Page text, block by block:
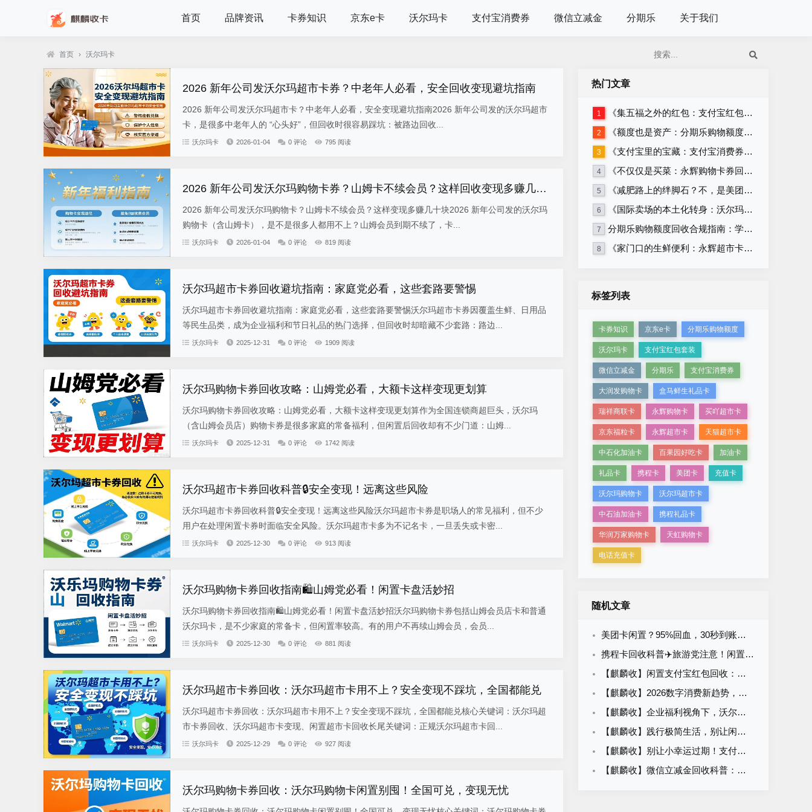
首页 品牌资讯 卡券知识 京东e卡 沃尔玛卡 支付宝消费券 微信立减金 分期乐 关于我们
首页 › 沃尔玛卡
2026 新年公司发沃尔玛超市卡券？中老年人必看，安全回收变现避坑指南
2026 新年公司发沃尔玛超市卡？中老年人必看，安全变现避坑指南2026 新年公司发的沃尔玛超市
卡，是很多中老年人的 “心头好”，但回收时很容易踩坑：被路边回收...
沃尔玛卡 2026-01-04 0 评论 795 阅读
2026 新年公司发沃尔玛购物卡券？山姆卡不续会员？这样回收变现多赚几十块
2026 新年公司发沃尔玛购物卡？山姆卡不续会员？这样变现多赚几十块2026 新年公司发的沃尔玛
购物卡（含山姆卡），是不是很多人都用不上？山姆会员到期不续了，卡...
沃尔玛卡 2026-01-04 0 评论 819 阅读
沃尔玛超市卡券回收避坑指南：家庭党必看，这些套路要警惕
沃尔玛超市卡券回收避坑指南：家庭党必看，这些套路要警惕沃尔玛超市卡券因覆盖生鲜、日用品
等民生品类，成为企业福利和节日礼品的热门选择，但回收时却暗藏不少套路：路边...
沃尔玛卡 2025-12-31 0 评论 1909 阅读
沃尔玛购物卡券回收攻略：山姆党必看，大额卡这样变现更划算
沃尔玛购物卡券回收攻略：山姆党必看，大额卡这样变现更划算作为全国连锁商超巨头，沃尔玛
（含山姆会员店）购物卡券是很多家庭的常备福利，但闲置后回收却有不少门道：山姆...
沃尔玛卡 2025-12-31 0 评论 1742 阅读
沃尔玛超市卡券回收科普🔒安全变现！远离这些风险
沃尔玛超市卡券回收科普🔒安全变现！远离这些风险沃尔玛超市卡券是职场人的常见福利，但不少
用户在处理闲置卡券时面临安全风险。沃尔玛超市卡多为不记名卡，一旦丢失或卡密...
沃尔玛卡 2025-12-30 0 评论 913 阅读
沃尔玛购物卡券回收指南🛍️山姆党必看！闲置卡盘活妙招
沃尔玛购物卡券回收指南🛍️山姆党必看！闲置卡盘活妙招沃尔玛购物卡券包括山姆会员店卡和普通
沃尔玛卡，是不少家庭的常备卡，但闲置率较高。有的用户不再续山姆会员，会员...
沃尔玛卡 2025-12-30 0 评论 881 阅读
沃尔玛超市卡券回收：沃尔玛超市卡用不上？安全变现不踩坑，全国都能兑
沃尔玛超市卡券回收：沃尔玛超市卡用不上？安全变现不踩坑，全国都能兑核心关键词：沃尔玛超
市卡券回收、沃尔玛超市卡变现、闲置超市卡回收长尾关键词：正规沃尔玛超市卡回...
沃尔玛卡 2025-12-29 0 评论 927 阅读
沃尔玛购物卡券回收：沃尔玛购物卡闲置别囤！全国可兑，变现无忧
热门文章
1 《集五福之外的红包：支付宝红包套装回收》
2 《额度也是资产：分期乐购物额度回收的正确姿势》
3 《支付宝里的宝藏：支付宝消费券回收攻略》
4 《不仅仅是买菜：永辉购物卡券回收的多种可能》
5 《减肥路上的绊脚石？不，是美团卡回收！》
6 《国际卖场的本土化转身：沃尔玛购物卡券与沃尔玛超市卡券回收》
7 分期乐购物额度回收合规指南：学生党必看，远离套现安全变现
8 《家门口的生鲜便利：永辉超市卡券回收》
标签列表
卡券知识 京东e卡 分期乐购物额度
沃尔玛卡 支付宝红包套装
微信立减金 分期乐 支付宝消费券
大润发购物卡 盒马鲜生礼品卡
瑞祥商联卡 永辉购物卡 买吖超市卡
京东福粒卡 永辉超市卡 天猫超市卡
中石化加油卡 百果园好吃卡 加油卡
礼品卡 携程卡 美团卡 充值卡
沃尔玛购物卡 沃尔玛超市卡
中石油加油卡 携程礼品卡
华润万家购物卡 天虹购物卡
电话充值卡
随机文章
美团卡闲置？95%回血，30秒到账，别让钱包再为它流血！
携程卡回收科普✈️旅游党注意！闲置旅行卡盘活攻略
【麒麟收】闲置支付宝红包回收：数字时代的微缩环保革命.
【麒麟收】2026数字消费新趋势，支付宝红包套装回收成潮流，省心又便捷
【麒麟收】企业福利视角下，沃尔玛购物卡回收潮的启示与优化方向
【麒麟收】践行极简生活，别让闲置的盒马礼品卡，打乱你的生活节奏
【麒麟收】别让小幸运过期！支付宝红包套装的温柔处理方式
【麒麟收】微信立减金回收科普：闲置权益变现的合规路径与操作方法